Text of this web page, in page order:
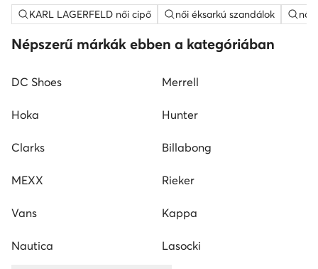
KARL LAGERFELD női cipő női éksarkú szandálok női
Népszerű márkák ebben a kategóriában
DC Shoes Merrell
Hoka Hunter
Clarks Billabong
MEXX Rieker
Vans Kappa
Nautica Lasocki